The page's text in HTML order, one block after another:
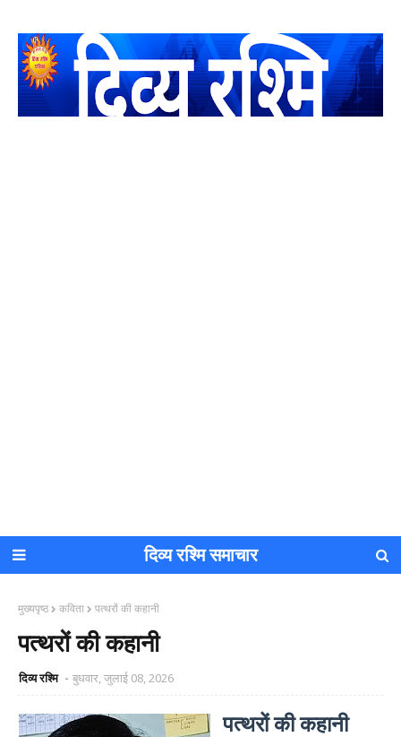
दिव्य रश्मि समाचार
मुख्यपृष्ठ कविता पत्थरों की कहानी
पत्थरों की कहानी
दिव्य रश्मि बुधवार, जुलाई 08, 2026
पत्थरों की कहानी